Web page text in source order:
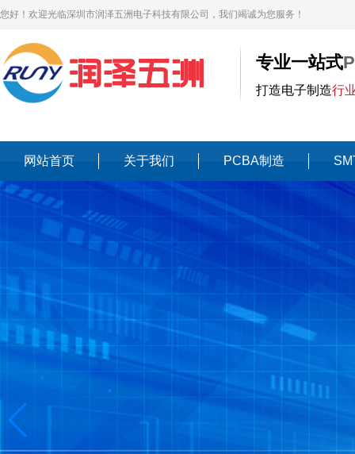
您好！欢迎光临深圳市润泽五洲电子科技有限公司，我们竭诚为您服务！
专业一站式
打造电子制造行
网站首页 关于我们 PCBA制造